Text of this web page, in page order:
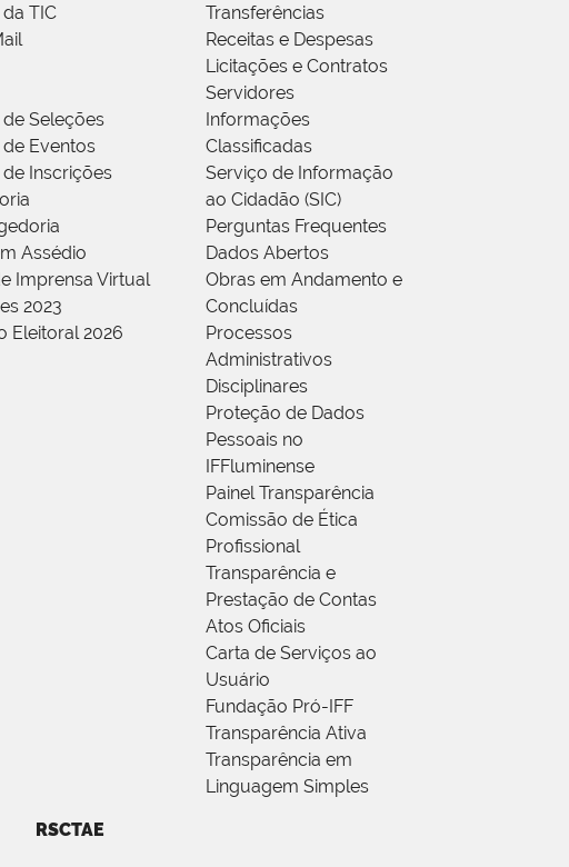
TIC
Seleções
Eventos
Inscrições
Assédio
Imprensa Virtual
2023
Eleitoral 2026
Transferências
Receitas e Despesas
Licitações e Contratos
Servidores
Informações
Classificadas
Serviço de Informação
ao Cidadão (SIC)
Perguntas Frequentes
Dados Abertos
Obras em Andamento e
Concluídas
Processos
Administrativos
Disciplinares
Proteção de Dados
Pessoais no
IFFluminense
Painel Transparência
Comissão de Ética
Profissional
Transparência e
Prestação de Contas
Atos Oficiais
Carta de Serviços ao
Usuário
Fundação Pró-IFF
Transparência Ativa
Transparência em
Linguagem Simples
RSCTAE